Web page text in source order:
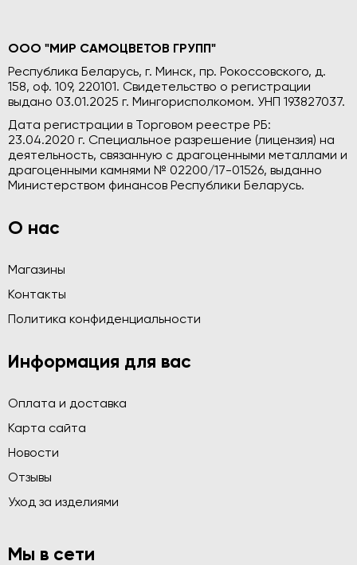
ООО "МИР САМОЦВЕТОВ ГРУПП"
Республика Беларусь, г. Минск, пр. Рокоссовского, д.
158, оф. 109, 220101. Свидетельство о регистрации
выдано 03.01.2025 г. Мингорисполкомом. УНП 193827037.
Дата регистрации в Торговом реестре РБ:
23.04.2020 г. Специальное разрешение (лицензия) на
деятельность, связанную с драгоценными металлами и
драгоценными камнями № 02200/17-01526, выданно
Министерством финансов Республики Беларусь.
О нас
Магазины
Контакты
Политика конфиденциальности
Информация для вас
Оплата и доставка
Карта сайта
Новости
Отзывы
Уход за изделиями
Мы в сети